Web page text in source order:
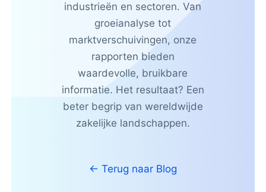
industrieën en sectoren. Van
groeianalyse tot
marktverschuivingen, onze
rapporten bieden
waardevolle, bruikbare
informatie. Het resultaat? Een
beter begrip van wereldwijde
zakelijke landschappen.
← Terug naar Blog